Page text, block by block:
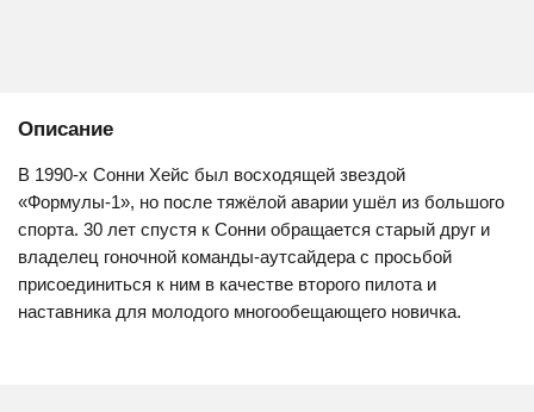
Описание
В 1990-х Сонни Хейс был восходящей звездой
«Формулы-1», но после тяжёлой аварии ушёл из большого
спорта. 30 лет спустя к Сонни обращается старый друг и
владелец гоночной команды-аутсайдера с просьбой
присоединиться к ним в качестве второго пилота и
наставника для молодого многообещающего новичка.